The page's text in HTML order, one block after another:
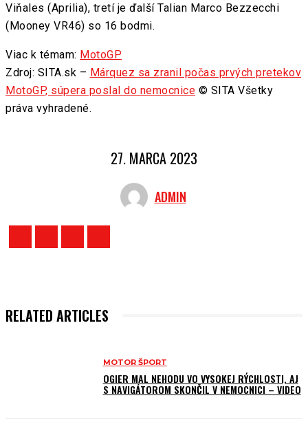
Viňales (Aprilia), tretí je ďalší Talian Marco Bezzecchi
(Mooney VR46) so 16 bodmi.
Viac k témam: MotoGP
Zdroj: SITA.sk – Márquez sa zranil počas prvých pretekov
MotoGP, súpera poslal do nemocnice © SITA Všetky
práva vyhradené.
27. MARCA 2023
ADMIN
RELATED ARTICLES
MOTOR ŠPORT
OGIER MAL NEHODU VO VYSOKEJ RÝCHLOSTI, AJ
S NAVIGÁTOROM SKONČIL V NEMOCNICI – VIDEO